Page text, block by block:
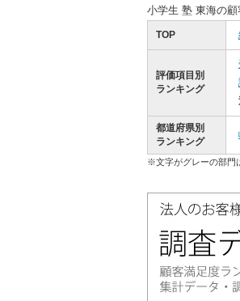
小学生 塾 東海の顧
TOP
評価項目別
ランキング
都道府県別
ランキング
※文字がグレーの部門